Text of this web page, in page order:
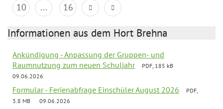
10
... 16
Informationen aus dem Hort Brehna
Ankündigung - Anpassung der Gruppen- und
Raumnutzung zum neuen Schuljahr
PDF, 185 kB
09.06.2026
Formular - Ferienabfrage Einschüler August 2026
PDF,
3.8 MB
09.06.2026